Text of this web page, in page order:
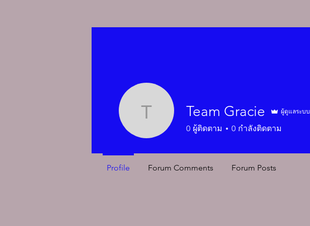
Team Gracie
Team Gracie ผู้ดูแลระบบ
0 ผู้ติดตาม 0 กำลังติดตาม
Profile Forum Comments Forum Posts